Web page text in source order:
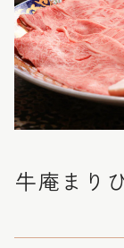
牛庵まり